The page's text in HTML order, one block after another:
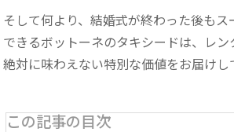
そして何より、結婚式が終わった後もス
できるボットーネのタキシードは、レン
絶対に味わえない特別な価値をお届けし
この記事の目次